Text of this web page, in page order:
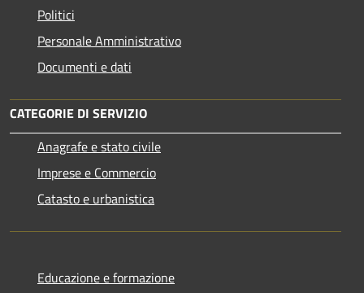
Politici
Personale Amministrativo
Documenti e dati
CATEGORIE DI SERVIZIO
Anagrafe e stato civile
Imprese e Commercio
Catasto e urbanistica
Educazione e formazione